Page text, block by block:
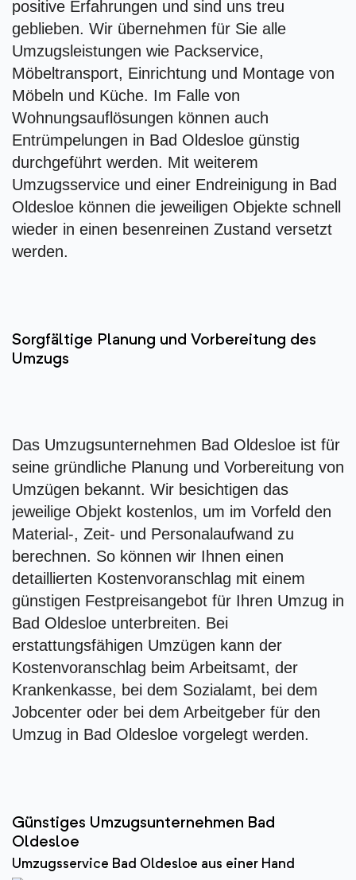
positive Erfahrungen und sind uns treu
geblieben. Wir übernehmen für Sie alle
Umzugsleistungen wie Packservice,
Möbeltransport, Einrichtung und Montage von
Möbeln und Küche. Im Falle von
Wohnungsauflösungen können auch
Entrümpelungen in Bad Oldesloe günstig
durchgeführt werden. Mit weiterem
Umzugsservice und einer Endreinigung in Bad
Oldesloe können die jeweiligen Objekte schnell
wieder in einen besenreinen Zustand versetzt
werden.
Sorgfältige Planung und Vorbereitung des
Umzugs
Das Umzugsunternehmen Bad Oldesloe ist für
seine gründliche Planung und Vorbereitung von
Umzügen bekannt. Wir besichtigen das
jeweilige Objekt kostenlos, um im Vorfeld den
Material-, Zeit- und Personalaufwand zu
berechnen. So können wir Ihnen einen
detaillierten Kostenvoranschlag mit einem
günstigen Festpreisangebot für Ihren Umzug in
Bad Oldesloe unterbreiten. Bei
erstattungsfähigen Umzügen kann der
Kostenvoranschlag beim Arbeitsamt, der
Krankenkasse, bei dem Sozialamt, bei dem
Jobcenter oder bei dem Arbeitgeber für den
Umzug in Bad Oldesloe vorgelegt werden.
Günstiges Umzugsunternehmen Bad
Oldesloe
Umzugsservice Bad Oldesloe aus einer Hand